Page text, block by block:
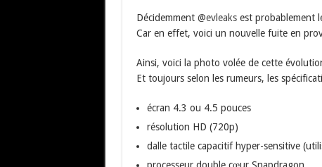
Décidemment @evleaksest probablement
Car en effet, voici un nouvelle fuite en
Ainsi, voici la photo volée de cette
Et toujours selon les rumeurs, les
écran 4.3 ou 4.5 pouces
résolution HD (720p)
dalle tactile capacitif hyper-sensitive